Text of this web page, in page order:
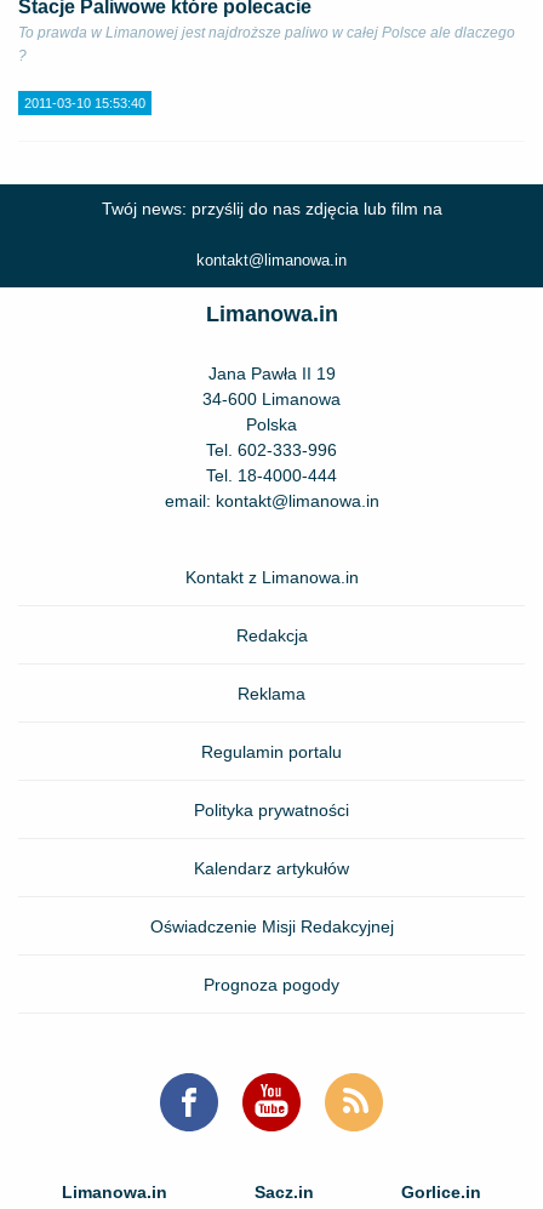
Stacje Paliwowe które polecacie
To prawda w Limanowej jest najdroższe paliwo w całej Polsce ale dlaczego
?
2011-03-10 15:53:40
Twój news: przyślij do nas zdjęcia lub film na
kontakt@limanowa.in
Limanowa.in
Jana Pawła II 19
34-600 Limanowa
Polska
Tel. 602-333-996
Tel. 18-4000-444
email: kontakt@limanowa.in
Kontakt z Limanowa.in
Redakcja
Reklama
Regulamin portalu
Polityka prywatności
Kalendarz artykułów
Oświadczenie Misji Redakcyjnej
Prognoza pogody
Limanowa.in Sacz.in Gorlice.in